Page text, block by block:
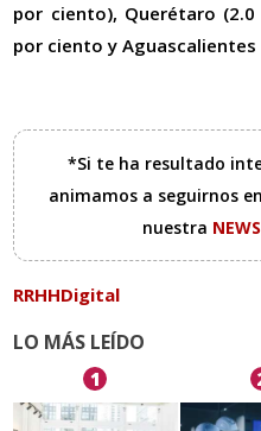
por ciento), Querétaro
por ciento y
*Si te ha resultado
animamos a seguirnos en
nuestra
RRHHDigital
LO MÁS LEÍDO
1